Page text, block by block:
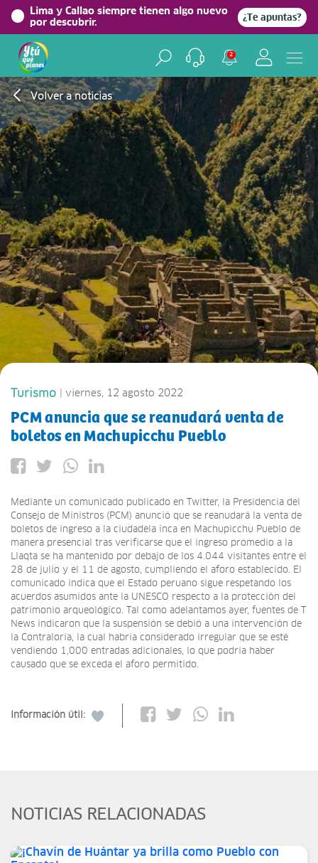
Lima y Callao siempre tienen algo nuevo
por descubrir.
¿Te apuntas?
2
Volver a noticias
Turismo | viernes, 12 agosto 2022
PCM anuncia que se reanudará venta de
boletos en Machupicchu Pueblo
Mediante un comunicado publicado en Twitter, la Presidencia del
Consejo de Ministros (PCM) anunció que se reanudará la venta de
boletos de ingreso a la ciudadela inca en Machupicchu Pueblo de
manera presencial tras verificarse que el ingreso promedio a la
Llaqta se ha mantenido por debajo de los 4.044 visitantes entre el
28 de julio y el 11 de agosto, cumpliendo el aforo establecido. El
comunicado indica que el Estado peruano sigue respetando los
acuerdos asumidos ante la UNESCO respecto a la protección del
patrimonio arqueológico. Tal como adelantamos ayer, fuentes de T
News indicaron que la suspensión se debió a una intervención de
la Contraloría, la cual habría considerado irregular que se esté
vendiendo 1,000 entradas adicionales, lo que podría haber
causado que se exceda el aforo permitido.
Información útil:
NOTICIAS RELACIONADAS